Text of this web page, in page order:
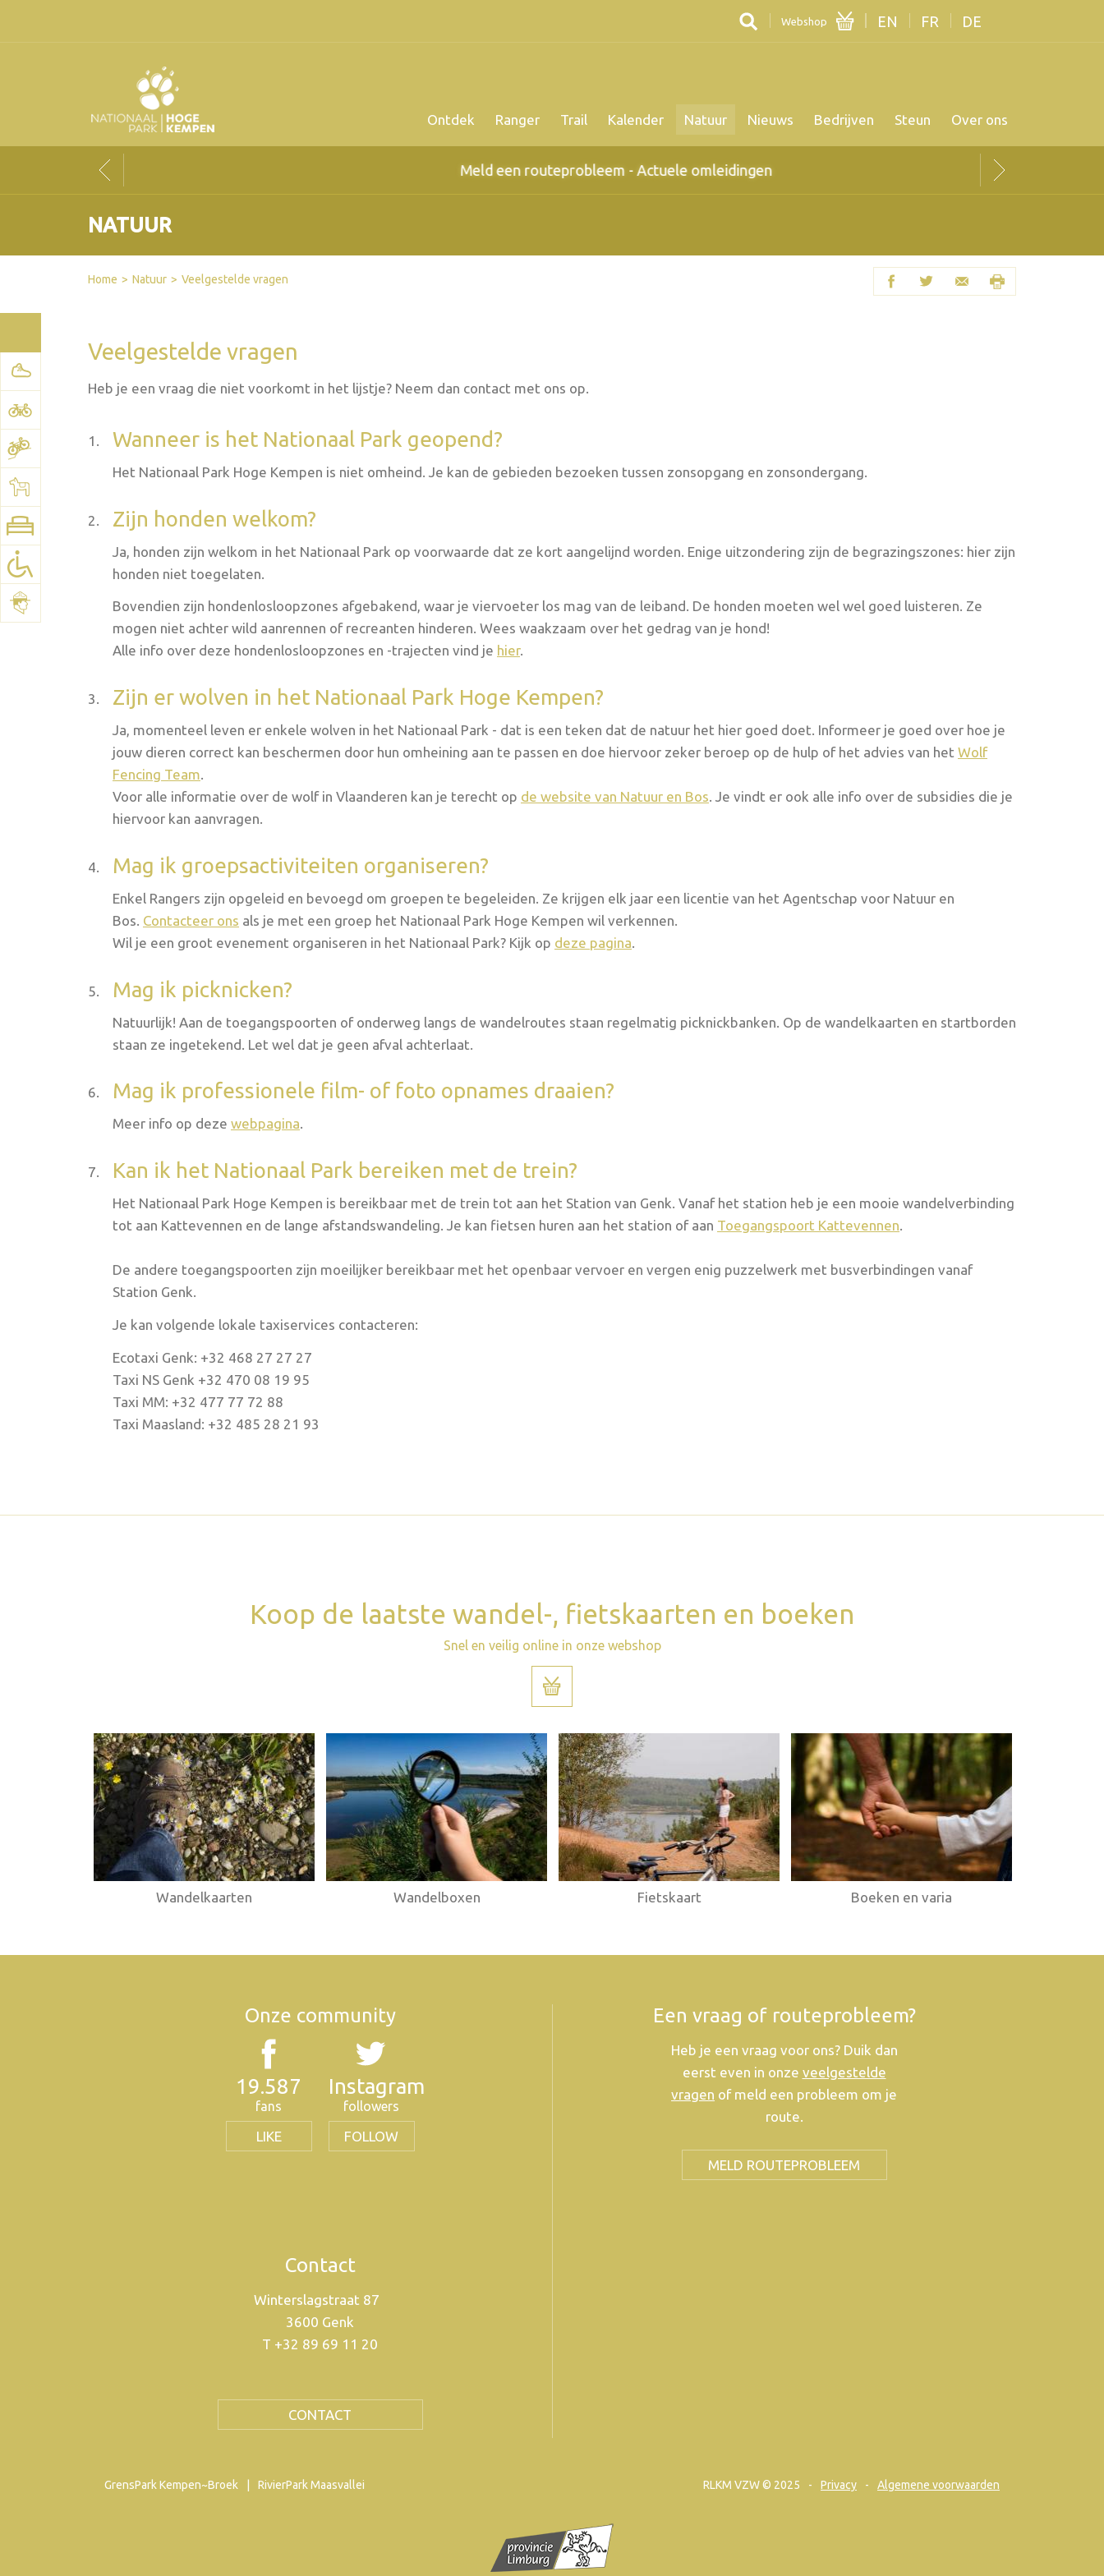
Webshop EN FR DE
Ontdek Ranger Trail Kalender Natuur Nieuws Bedrijven Steun Over ons
Meld een routeprobleem - Actuele omleidingen
NATUUR
FacebookTwitterSend by email
Printer-friendly version
Home Natuur Veelgestelde vragen
Veelgestelde vragen
Heb je een vraag die niet voorkomt in het lijstje? Neem dan contact met ons op.
Wanneer is het Nationaal Park geopend?
Het Nationaal Park Hoge Kempen is niet omheind. Je kan de gebieden bezoeken tussen zonsopgang en zonsondergang.
Zijn honden welkom?
Ja, honden zijn welkom in het Nationaal Park op voorwaarde dat ze kort aangelijnd worden. Enige uitzondering zijn de begrazingszones: hier zijn
honden niet toegelaten.
Bovendien zijn hondenlosloopzones afgebakend, waar je viervoeter los mag van de leiband. De honden moeten wel wel goed luisteren. Ze
mogen niet achter wild aanrennen of recreanten hinderen. Wees waakzaam over het gedrag van je hond!
Alle info over deze hondenlosloopzones en -trajecten vind je hier.
Zijn er wolven in het Nationaal Park Hoge Kempen?
Ja, momenteel leven er enkele wolven in het Nationaal Park - dat is een teken dat de natuur het hier goed doet. Informeer je goed over hoe je
jouw dieren correct kan beschermen door hun omheining aan te passen en doe hiervoor zeker beroep op de hulp of het advies van het Wolf
Fencing Team.
Voor alle informatie over de wolf in Vlaanderen kan je terecht op de website van Natuur en Bos. Je vindt er ook alle info over de subsidies die je
hiervoor kan aanvragen.
Mag ik groepsactiviteiten organiseren?
Enkel Rangers zijn opgeleid en bevoegd om groepen te begeleiden. Ze krijgen elk jaar een licentie van het Agentschap voor Natuur en
Bos. Contacteer ons als je met een groep het Nationaal Park Hoge Kempen wil verkennen.
Wil je een groot evenement organiseren in het Nationaal Park? Kijk op deze pagina
Mag ik picknicken?
Natuurlijk! Aan de toegangspoorten of onderweg langs de wandelroutes staan regelmatig picknickbanken. Op de wandelkaarten en startborden
staan ze ingetekend. Let wel dat je geen afval achterlaat.
Mag ik professionele film- of foto opnames draaien?
Meer info op deze webpagina.
Kan ik het Nationaal Park bereiken met de trein?
Het Nationaal Park Hoge Kempen is bereikbaar met de trein tot aan het Station van Genk. Vanaf het station heb je een mooie wandelverbinding
tot aan Kattevennen en de lange afstandswandeling. Je kan fietsen huren aan het station of aan Toegangspoort Kattevennen.
De andere toegangspoorten zijn moeilijker bereikbaar met het openbaar vervoer en vergen enig puzzelwerk met busverbindingen vanaf
Station Genk.
Je kan volgende lokale taxiservices contacteren:
Ecotaxi Genk: +32 468 27 27 27
Taxi NS Genk +32 470 08 19 95
Taxi MM: +32 477 77 72 88
Taxi Maasland: +32 485 28 21 93
Koop de laatste wandel-, fietskaarten en boeken
Snel en veilig online in onze webshop
Wandelkaarten Wandelboxen Fietskaart Boeken en varia
Onze community
19.587
fans
LIKE
Instagram
followers
FOLLOW
Een vraag of routeprobleem?
Heb je een vraag voor ons? Duik dan
eerst even in onze veelgestelde
vragen of meld een probleem om je
route.
MELD ROUTEPROBLEEM
Contact
Winterslagstraat 87
3600 Genk
T +32 89 69 11 20
CONTACT
GrensPark Kempen~Broek RivierPark Maasvallei RLKM VZW © 2025 Privacy Algemene voorwaarden